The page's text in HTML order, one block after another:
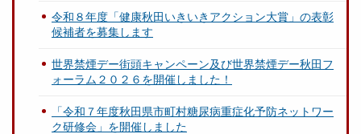
令和８年度「健康秋田いきいきアクション大賞」の表彰
候補者を募集します
世界禁煙デー街頭キャンペーン及び世界禁煙デー秋田フ
ォーラム２０２６を開催しました！
「令和７年度秋田県市町村糖尿病重症化予防ネットワー
ク研修会」を開催しました